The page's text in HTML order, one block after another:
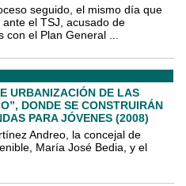
seguido, el mismo día que
el TSJ, acusado de
el Plan General ...
URBANIZACIÓN DE LAS
DONDE SE CONSTRUIRÁN
PARA JÓVENES (2008)
Andreo, la concejal de
María José Bedia, y el